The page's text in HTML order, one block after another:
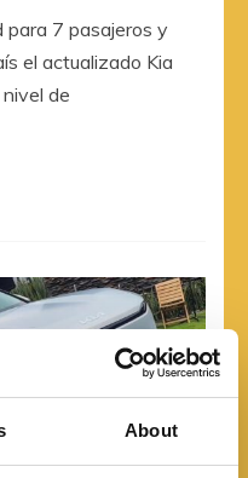
About
para 7 pasajeros y
el actualizado Kia
de